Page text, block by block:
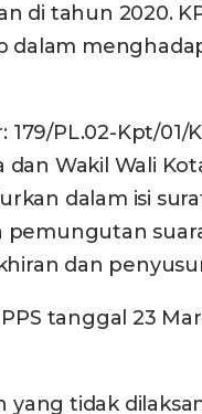
di tahun 2020.
PL.02-Kpt/
Wakil Wali
dalam isi
dan
tanggal 23
tidak